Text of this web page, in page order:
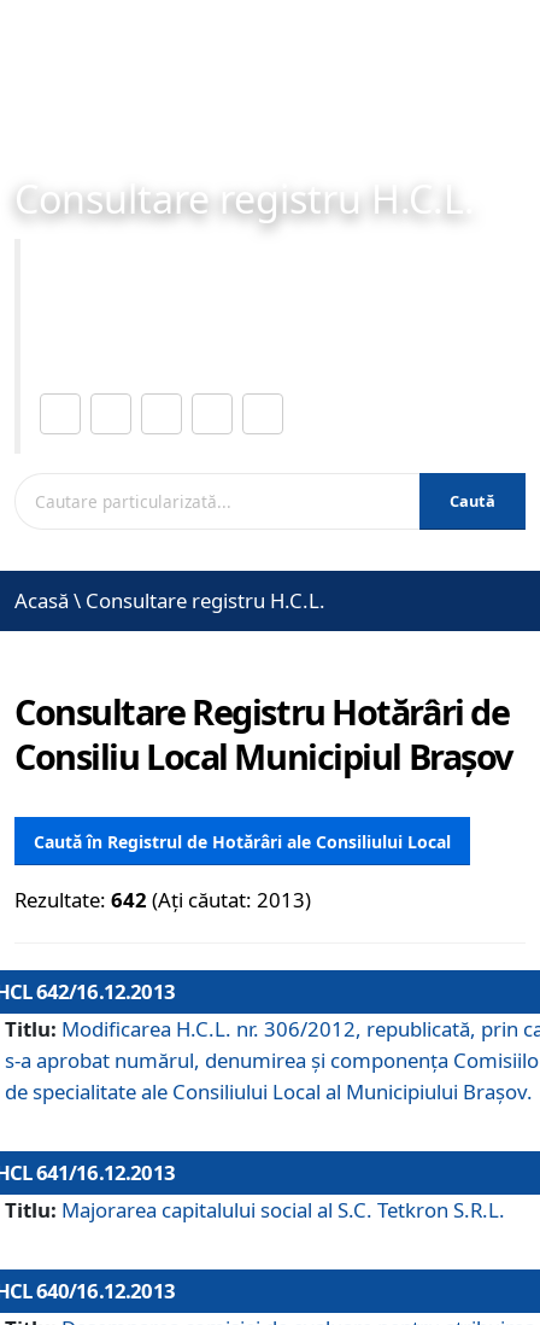
Consultare registru H.C.L.
Caută
Acasă \ Consultare registru H.C.L.
Consultare Registru Hotărâri de
Consiliu Local Municipiul Brașov
Caută în Registrul de Hotărâri ale Consiliului Local
Rezultate: 642 (Ați căutat: 2013)
642/16.12.2013
Titlu: Modificarea H.C.L. nr. 306/2012, republicată, prin
s-a aprobat numărul, denumirea şi componenţa
de specialitate ale Consiliului Local al Municipiului Braşov.
641/16.12.2013
Titlu: Majorarea capitalului social al S.C. Tetkron S.R.L.
640/16.12.2013